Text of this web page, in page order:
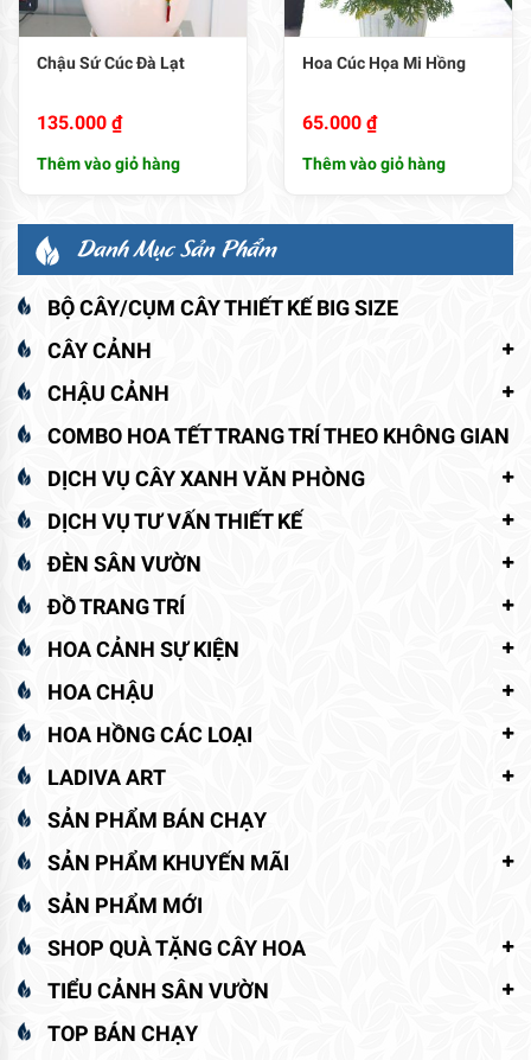
Chậu Sứ Cúc Đà Lạt
135.000 ₫
Thêm vào giỏ hàng
Hoa Cúc Họa Mi Hồng
65.000 ₫
Thêm vào giỏ hàng
Danh Mục Sản Phẩm
BỘ CÂY/CỤM CÂY THIẾT KẾ BIG SIZE
CÂY CẢNH
CHẬU CẢNH
COMBO HOA TẾT TRANG TRÍ THEO KHÔNG GIAN
DỊCH VỤ CÂY XANH VĂN PHÒNG
DỊCH VỤ TƯ VẤN THIẾT KẾ
ĐÈN SÂN VƯỜN
ĐỒ TRANG TRÍ
HOA CẢNH SỰ KIỆN
HOA CHẬU
HOA HỒNG CÁC LOẠI
LADIVA ART
SẢN PHẨM BÁN CHẠY
SẢN PHẨM KHUYẾN MÃI
SẢN PHẨM MỚI
SHOP QUÀ TẶNG CÂY HOA
TIỂU CẢNH SÂN VƯỜN
TOP BÁN CHẠY